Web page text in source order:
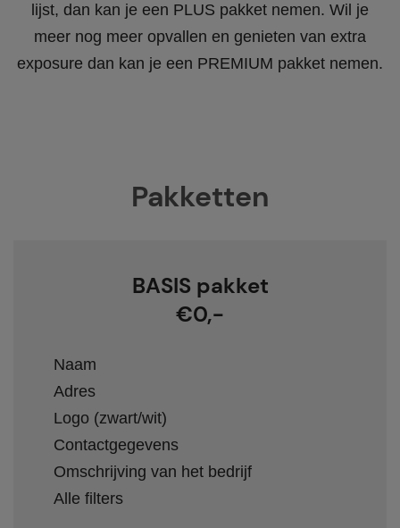
lijst, dan kan je een PLUS pakket nemen. Wil je
meer nog meer opvallen en genieten van extra
exposure dan kan je een PREMIUM pakket nemen.
Pakketten
BASIS pakket
€0,-
Naam
Adres
Logo (zwart/wit)
Contactgegevens
Omschrijving van het bedrijf
Alle filters